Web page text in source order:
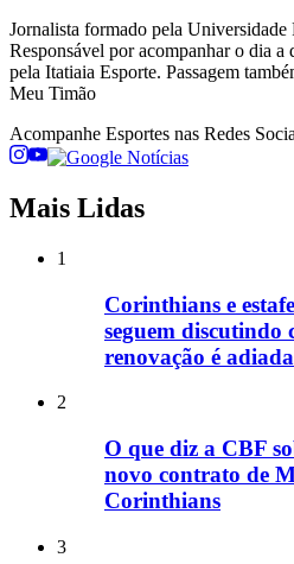
Jornalista formado pela Universidade
Responsável por acompanhar o dia a
pela Itatiaia Esporte. Passagem
Meu Timão
Acompanhe Esportes nas Redes
Mais Lidas
1
Corinthians e
seguem discutindo
renovação é adiada
2
O que diz a CBF
novo contrato de
Corinthians
3